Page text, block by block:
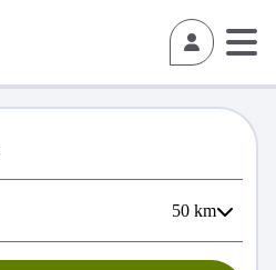
50 km